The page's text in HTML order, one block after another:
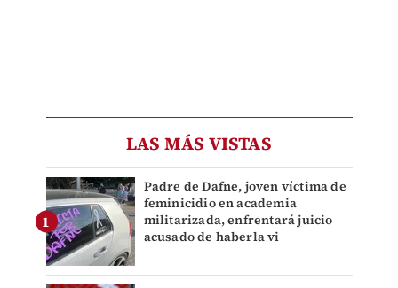
LAS MÁS VISTAS
Padre de Dafne, joven víctima de
feminicidio en academia
militarizada, enfrentará juicio
acusado de haberla vi